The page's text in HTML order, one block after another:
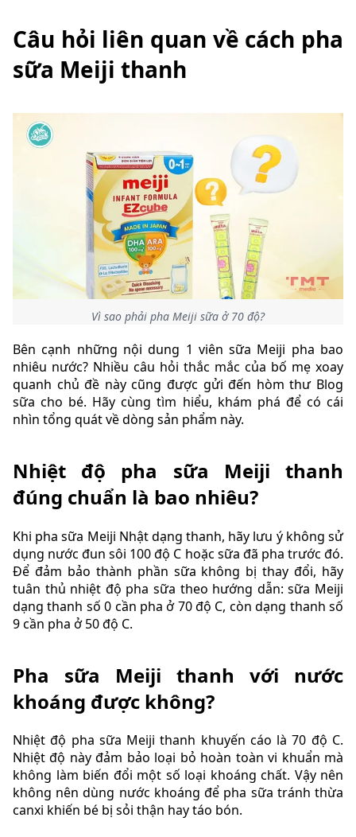
Câu hỏi liên quan về cách pha
sữa Meiji thanh
Vì sao phải pha Meiji sữa ở 70 độ?
Bên cạnh những nội dung 1 viên sữa Meiji pha bao
nhiêu nước? Nhiều câu hỏi thắc mắc của bố mẹ xoay
quanh chủ đề này cũng được gửi đến hòm thư Blog
sữa cho bé. Hãy cùng tìm hiểu, khám phá để có cái
nhìn tổng quát về dòng sản phẩm này.
Nhiệt độ pha sữa Meiji thanh
đúng chuẩn là bao nhiêu?
Khi pha sữa Meiji Nhật dạng thanh, hãy lưu ý không sử
dụng nước đun sôi 100 độ C hoặc sữa đã pha trước đó.
Để đảm bảo thành phần sữa không bị thay đổi, hãy
tuân thủ nhiệt độ pha sữa theo hướng dẫn: sữa Meiji
dạng thanh số 0 cần pha ở 70 độ C, còn dạng thanh số
9 cần pha ở 50 độ C.
Pha sữa Meiji thanh với nước
khoáng được không?
Nhiệt độ pha sữa Meiji thanh khuyến cáo là 70 độ C.
Nhiệt độ này đảm bảo loại bỏ hoàn toàn vi khuẩn mà
không làm biến đổi một số loại khoáng chất. Vậy nên
không nên dùng nước khoáng để pha sữa tránh thừa
canxi khiến bé bị sỏi thận hay táo bón.